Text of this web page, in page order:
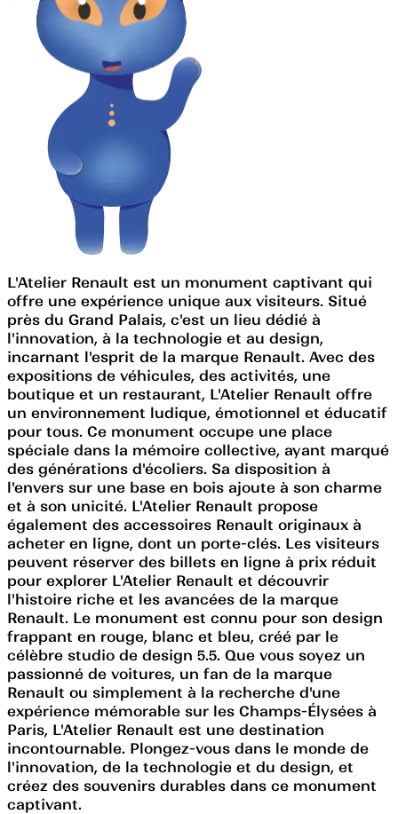
L'Atelier Renault est un monument captivant qui
offre une expérience unique aux visiteurs. Situé
près du Grand Palais, c'est un lieu dédié à
l'innovation, à la technologie et au design,
incarnant l'esprit de la marque Renault. Avec des
expositions de véhicules, des activités, une
boutique et un restaurant, L'Atelier Renault offre
un environnement ludique, émotionnel et éducatif
pour tous. Ce monument occupe une place
spéciale dans la mémoire collective, ayant marqué
des générations d'écoliers. Sa disposition à
l'envers sur une base en bois ajoute à son charme
et à son unicité. L'Atelier Renault propose
également des accessoires Renault originaux à
acheter en ligne, dont un porte-clés. Les visiteurs
peuvent réserver des billets en ligne à prix réduit
pour explorer L'Atelier Renault et découvrir
l'histoire riche et les avancées de la marque
Renault. Le monument est connu pour son design
frappant en rouge, blanc et bleu, créé par le
célèbre studio de design 5.5. Que vous soyez un
passionné de voitures, un fan de la marque
Renault ou simplement à la recherche d'une
expérience mémorable sur les Champs-Élysées à
Paris, L'Atelier Renault est une destination
incontournable. Plongez-vous dans le monde de
l'innovation, de la technologie et du design, et
créez des souvenirs durables dans ce monument
captivant.